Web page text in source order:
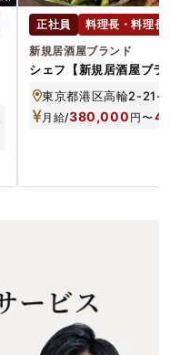
正社員
料理長・料理長
新規居酒屋ブランド
シェフ【新規居酒屋ブラ
月給/380,000 円〜